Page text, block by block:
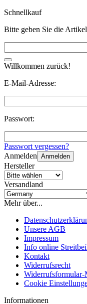
Schnellkauf
Bitte geben Sie die
Willkommen zurück!
E-Mail-Adresse:
Passwort:
Passwort vergessen?
Anmelden Anmelden
Hersteller
Versandland
Mehr über...
Unsere AGB
Impressum
Info online
Kontakt
Widerrufsrecht
Widerrufsformular-
Cookie
Informationen